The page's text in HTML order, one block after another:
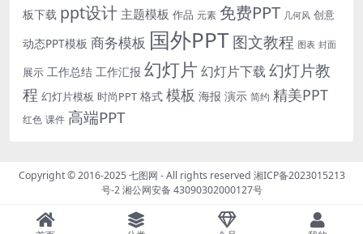
板下载 ppt设计 主题模板 作品 元素 免费PPT 几何风 创意
动态PPT模板 商务模板 国外PPT图文教程 图表 封面
展示 工作总结 工作汇报 幻灯片 幻灯片下载 幻灯片教
程 幻灯片模板 时尚PPT 格式 模板 海报 演示 简约 精美PPT
红色 课件 高端PPT
Copyright © 2016-2025七图网 - All rights reserved 湘ICP备2023015213
号-2湘公网安备 43090302000127号